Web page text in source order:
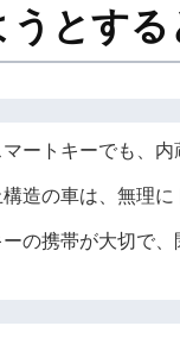
とす
ートキーでも、内
造の車は、無理に
の携帯が大切で